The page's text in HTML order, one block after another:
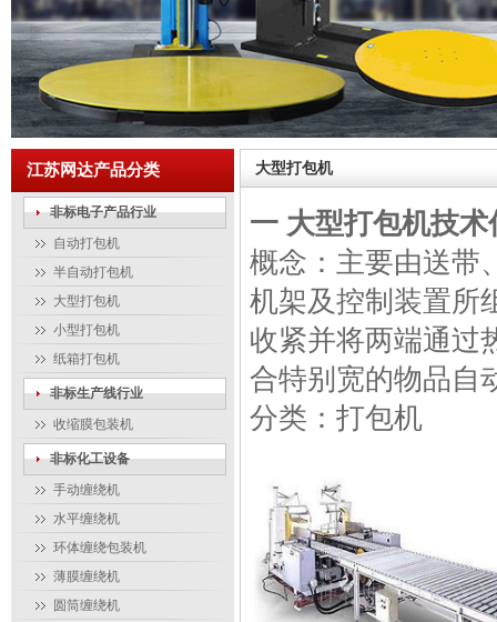
江苏网达产品分类
非标电子产品行业
自动打包机
半自动打包机
大型打包机
小型打包机
纸箱打包机
非标生产线行业
收缩膜包装机
非标化工设备
手动缠绕机
水平缠绕机
环体缠绕包装机
薄膜缠绕机
圆筒缠绕机
大型打包机
一 大型打包机技术
概念：主要由送带
机架及控制装置所
收紧并将两端通过
合特别宽的物品自
分类：打包机